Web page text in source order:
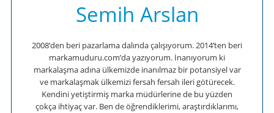
Semih Arslan
2008’den beri pazarlama dalında çalışıyorum. 2014’ten beri
markamuduru.com’da yazıyorum. İnanıyorum ki
markalaşma adına ülkemizde inanılmaz bir potansiyel var
ve markalaşmak ülkemizi fersah fersah ileri götürecek.
Kendini yetiştirmiş marka müdürlerine de bu yüzden
çokça ihtiyaç var. Ben de öğrendiklerimi, araştırdıklarımı,